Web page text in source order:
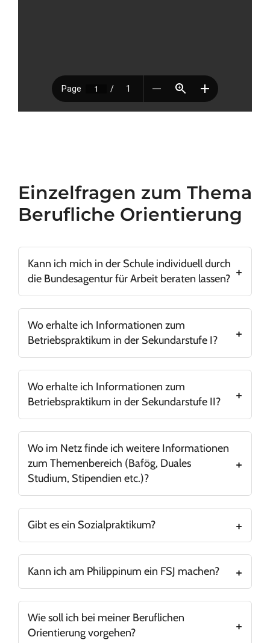
Einzelfragen zum Thema
Berufliche Orientierung
Kann ich mich in der Schule individuell durch
die Bundesagentur für Arbeit beraten lassen?
Ja, das geht. Unser Ansprechpartner ist Herr
Angebote vorhält.
Mehr hierzu ist auf dieser Seite zu finden.
Wo erhalte ich Informationen zum
Betriebspraktikum in der Sekundarstufe I?
Alle notwendigen Informationen finden sich
Wo erhalte ich Informationen zum
Betriebspraktikum in der Sekundarstufe II?
Alle notwendigen Informationen finden sich
Wo im Netz finde ich weitere Informationen
zum Themenbereich (Bafög, Duales
Studium, Stipendien etc.)?
Gibt es ein Sozialpraktikum?
Ein Sozialpraktikum findet bei uns in der
Weitere Informationen hierzu findest Du/finden Sie
hier.
Kann ich am Philippinum ein FSJ machen?
Ja, das kannst Du. Tatsächlich bietet die Fachschaft
Interesse?
Dann schau Dir das an.
Wie soll ich bei meiner Beruflichen
Orientierung vorgehen?